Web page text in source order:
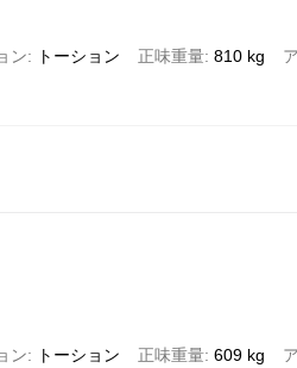
ン トーション 正味重量 810 kg
ン トーション 正味重量 609 kg